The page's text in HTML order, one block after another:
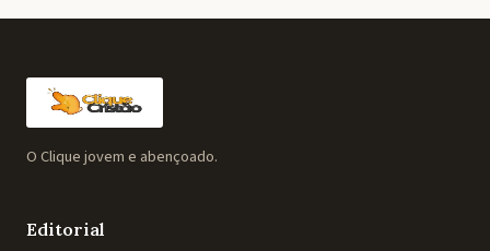
O Clique jovem e abençoado.
Editorial